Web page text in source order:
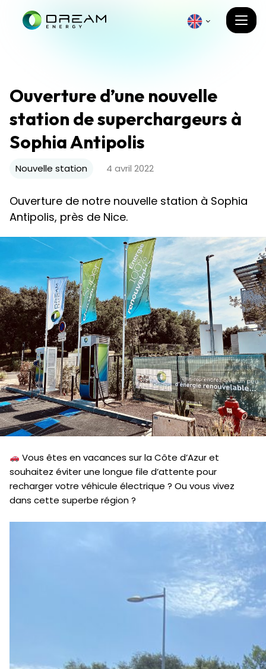
Ouverture d’une nouvelle
station de superchargeurs à
Sophia Antipolis
Nouvelle station 4 avril 2022
Ouverture de notre nouvelle station à Sophia
Antipolis, près de Nice.
Vous êtes en vacances sur la Côte d’Azur et
souhaitez éviter une longue file d’attente pour
recharger votre véhicule électrique ? Ou vous vivez
dans cette superbe région ?